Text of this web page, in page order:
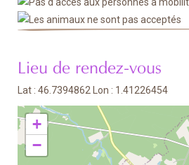
Lieu de rendez-vous
Lat : 46.7394862 Lon : 1.41226454
+
−